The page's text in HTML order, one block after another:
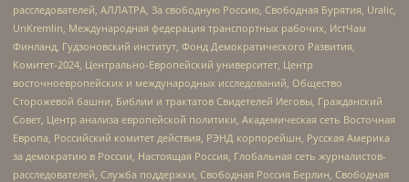
расследователей, АЛЛАТРА, За свободную Россию, Свободная Бурятия, Uralic,
UnKremlin, Международная федерация транспортных рабочих, ИстЧам
Финланд, Гудзоновский институт, Фонд Демократического Развития,
Комитет-2024, Центрально-Европейский университет, Центр
восточноевропейских и международных исследований, Общество
Сторожевой башни, Библии и трактатов Свидетелей Иеговы, Гражданский
Совет, Центр анализа европейской политики, Академическая сеть Восточная
Европа, Российский комитет действия, РЭНД корпорейшн, Русская Америка
за демократию в России, Настоящая Россия, Глобальная сеть журналистов-
расследователей, Служба поддержки, Свободная Россия Берлин, Свободная